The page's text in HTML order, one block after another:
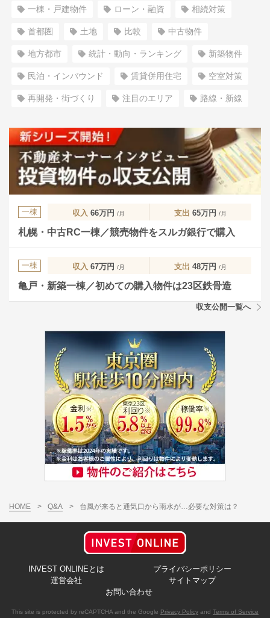
一棟・戸建物件 ローン・融資 相続対策
首都圏 土地 比較 中古物件
地方都市 統計・動向・ランキング 新築物件
民泊・インバウンド 賃貸併用住宅 空室対策
再開発・街づくり 注目のエリア 路線・新線
一棟 収入 66万円 /月 支出 65万円 /月
札幌・中古RC一棟／競売物件をスルガ銀行で購入
一棟 収入 67万円 /月 支出 48万円 /月
亀戸・新築一棟／初めての購入物件は23区鉄骨造
収支公開一覧へ
HOME > Q&A > 台風が来ると通気口から雨水が…必要な対策は？
INVEST ONLINEとは
プライバシーポリシー
運営会社
サイトマップ
お問い合わせ
This site is protected by reCAPTCHA and the Google Privacy Policy and Terms of Service